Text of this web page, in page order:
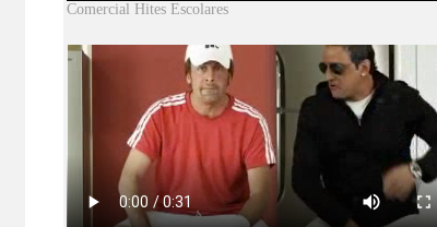
Comercial Hites Escolares